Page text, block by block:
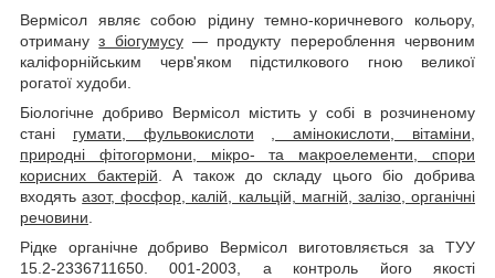
Вермісол являє собою рідину темно-коричневого кольору,
отримануз біогумусу— продукту перероблення червоним
каліфорнійським черв'яком підстилкового гною великої
рогатої худоби.
Біологічне добриво Вермісол містить у собі в розчиненому
стані гумати, фульвокислоти
, амінокислоти, вітаміни,
природні фітогормони, мікро- та макроелементи, спори
корисних бактерій . А також до складу цього біо добрива
входятьазот, фосфор, калій, кальцій, магній, залізо, органічні
речовини
Рідке органічне добриво Вермісол виготовляється за ТУУ
15.2-2336711650. 001-2003, а контроль його якості